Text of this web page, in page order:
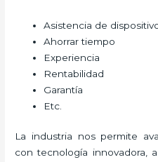
Asistencia de
Ahorrar tiempo
Experiencia
Rentabilidad
Garantía
Etc.
La industria nos permite
con tecnología innovadora,